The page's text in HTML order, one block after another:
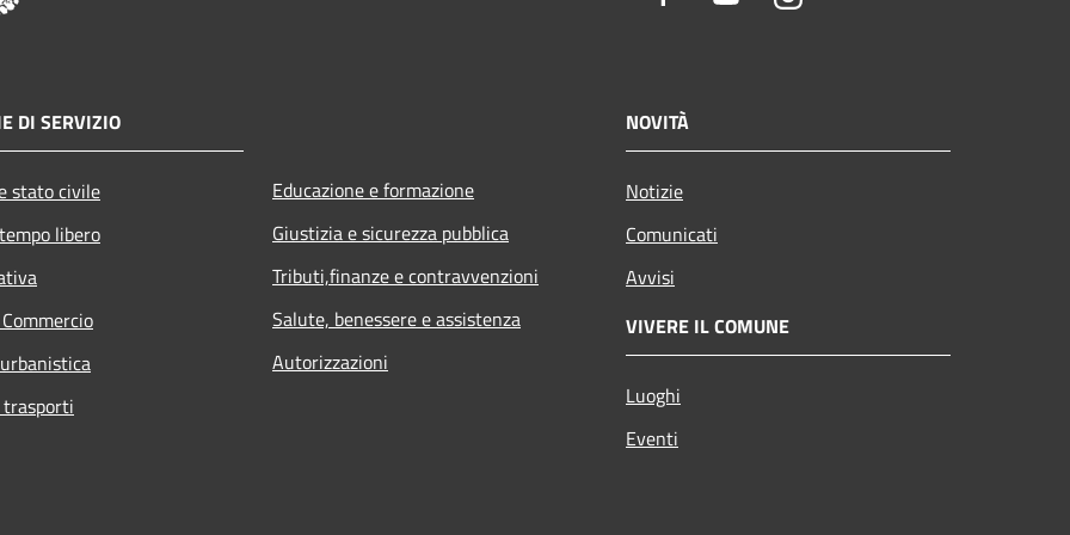
DI SERVIZIO
stato civile
libero
Educazione e formazione
Giustizia e sicurezza pubblica
Tributi,finanze e contravvenzioni
Salute, benessere e assistenza
Autorizzazioni
NOVITÀ
Notizie
Comunicati
Avvisi
VIVERE IL COMUNE
Luoghi
Eventi